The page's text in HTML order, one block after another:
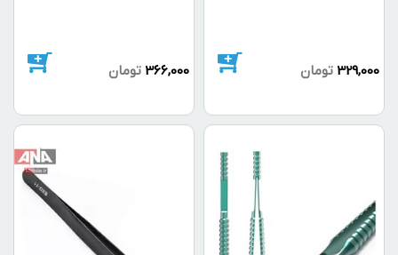
329,000 تومان 366,000 تومان